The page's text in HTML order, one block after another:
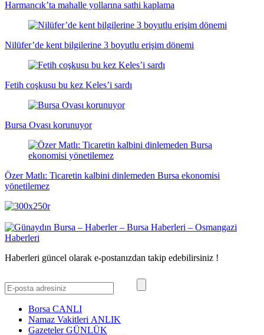
Harmancık’ta mahalle yollarına sathi kaplama
Nilüfer’de kent bilgilerine 3 boyutlu erişim dönemi
Fetih coşkusu bu kez Keles’i sardı
Bursa Ovası korunuyor
Özer Matlı: Ticaretin kalbini dinlemeden Bursa ekonomisi
yönetilemez
Haberleri güncel olarak e-postanızdan takip edebilirsiniz !
Borsa CANLI
Namaz Vakitleri ANLIK
GazetelerGÜNLÜK